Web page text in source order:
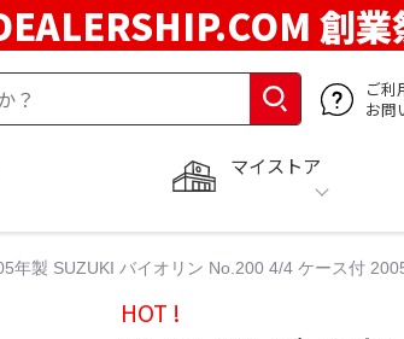
創業
ご利
お問
マイストア
製 SUZUKI バイオリン No.200 4/4 ケース付
HOT !